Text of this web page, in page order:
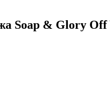
& Glory Off